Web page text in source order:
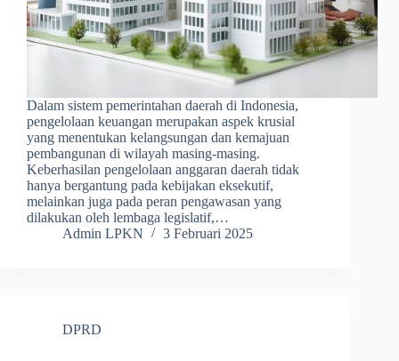
Dalam sistem pemerintahan daerah di Indonesia,
pengelolaan keuangan merupakan aspek krusial
yang menentukan kelangsungan dan kemajuan
pembangunan di wilayah masing-masing.
Keberhasilan pengelolaan anggaran daerah tidak
hanya bergantung pada kebijakan eksekutif,
melainkan juga pada peran pengawasan yang
dilakukan oleh lembaga legislatif,…
Admin LPKN
3 Februari 2025
DPRD